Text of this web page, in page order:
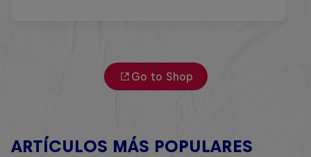
Go to Shop
ARTÍCULOS MÁS POPULARES